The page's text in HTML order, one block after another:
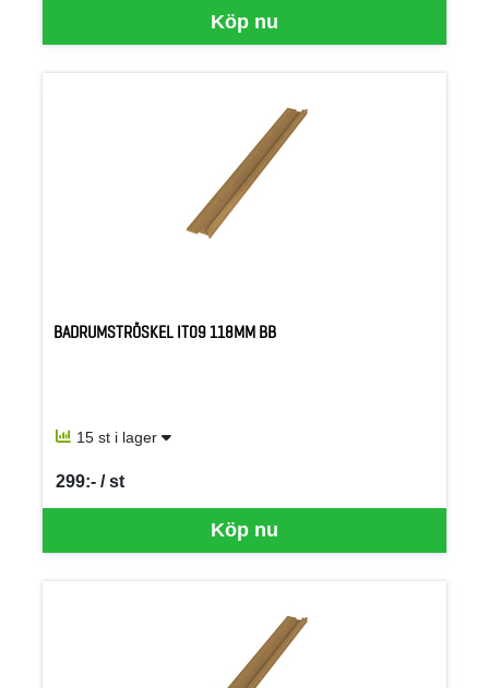
Köp nu
BADRUMSTRÖSKEL IT09 118MM BB
15 st i lager
Köp nu
299:- / st
SEK per ST